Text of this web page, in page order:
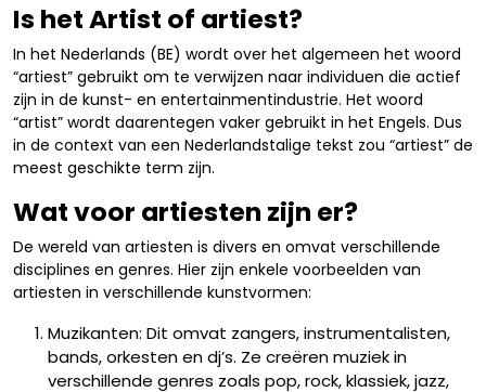
Is het Artist of artiest?
In het Nederlands (BE) wordt over het algemeen het woord
“artiest” gebruikt om te verwijzen naar individuen die actief
zijn in de kunst- en entertainmentindustrie. Het woord
“artist” wordt daarentegen vaker gebruikt in het Engels. Dus
in de context van een Nederlandstalige tekst zou “artiest” de
meest geschikte term zijn.
Wat voor artiesten zijn er?
De wereld van artiesten is divers en omvat verschillende
disciplines en genres. Hier zijn enkele voorbeelden van
artiesten in verschillende kunstvormen:
Muzikanten: Dit omvat zangers, instrumentalisten,
bands, orkesten en dj’s. Ze creëren muziek in
verschillende genres zoals pop, rock, klassiek, jazz,